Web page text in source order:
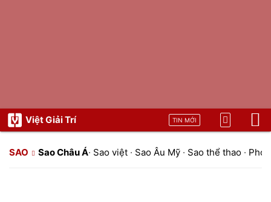
Việt Giải Trí TIN MỚI
SAO Sao Châu Á· Sao việt · Sao Âu Mỹ · Sao thể thao ·